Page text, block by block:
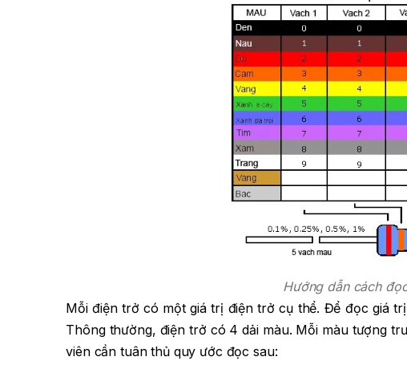
Hướng dẫn cách
Mỗi điện trở có một giá trị điện trở cụ thể. Để đọc giá
Thông thường, điện trở có 4 dải màu. Mỗi màu tượng
viên cần tuân thủ quy ước đọc sau: